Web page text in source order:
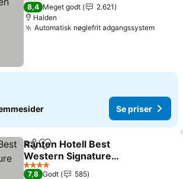
3 Stjerner
8,4 Meget godt
2.621
Halden
Automatisk nøglefrit adgangssystem
Se priser
Del Føj til favoritter
Ranten Hotell Best
Western Signature
Collection
4 Stjerner
7,8 Godt
585